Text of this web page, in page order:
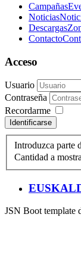
Campañas
Noticias
Descargas
Contacto
Acceso
Usuario
Contraseña
Recordarme
Identificarse
Introduzca parte
Cantidad a
JSN Boot template